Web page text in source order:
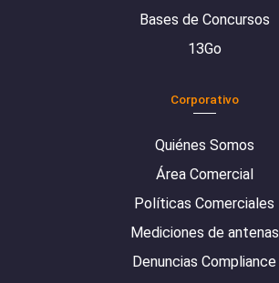
Bases de Concursos
13Go
Corporativo
Quiénes Somos
Área Comercial
Políticas Comerciales
Mediciones de antenas
Denuncias Compliance